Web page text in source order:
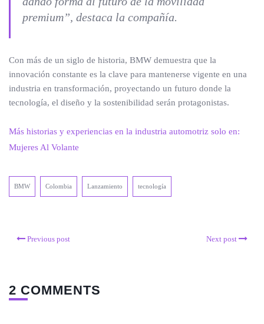
premium”, destaca la compañía.
Con más de un siglo de historia, BMW demuestra que la
innovación constante es la clave para mantenerse vigente en una
industria en transformación, proyectando un futuro donde la
tecnología, el diseño y la sostenibilidad serán protagonistas.
Más historias y experiencias en la industria automotriz solo en:
Mujeres Al Volante
BMW Colombia Lanzamiento tecnología
Previous post Next post
2 COMMENTS